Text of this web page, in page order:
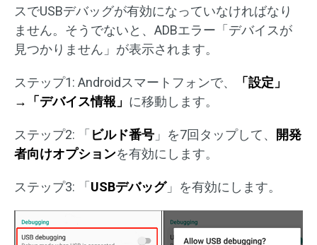
スでUSBデバッグが有効になっていなければなり
ません。そうでないと、ADBエラー「デバイスが
見つかりません」が表示されます。
ステップ1: Androidスマートフォンで、
「設定」
→「デバイス情報」 に移動します。
ステップ2: 「 ビルド番号 」を7回タップして、
開発
者向けオプションを有効にします。
ステップ3: 「 USBデバッグ」を有効にします。